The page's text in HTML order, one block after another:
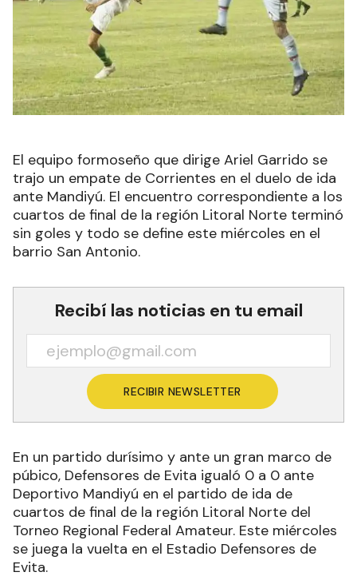
El equipo formoseño que dirige Ariel Garrido se
trajo un empate de Corrientes en el duelo de ida
ante Mandiyú. El encuentro correspondiente a los
cuartos de final de la región Litoral Norte terminó
sin goles y todo se define este miércoles en el
barrio San Antonio.
Recibí las noticias en tu email
RECIBIR NEWSLETTER
En un partido durísimo y ante un gran marco de
púbico, Defensores de Evita igualó 0 a 0 ante
Deportivo Mandiyú en el partido de ida de
cuartos de final de la región Litoral Norte del
Torneo Regional Federal Amateur. Este miércoles
se juega la vuelta en el Estadio Defensores de
Evita.